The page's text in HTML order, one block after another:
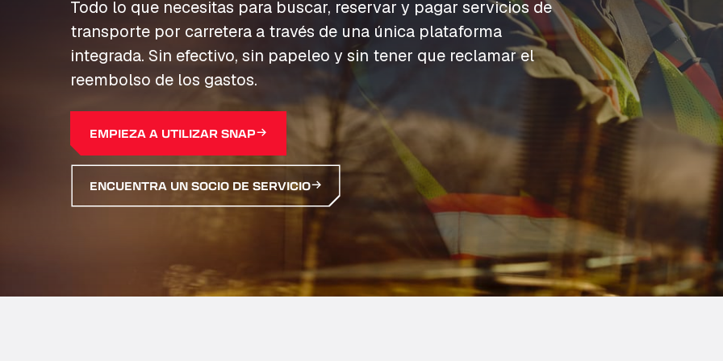
Repostaje
Acceso y seguridad
Aparcamiento del depósito
Todo lo que necesitas para buscar, reservar y pagar servicios de
transporte por carretera a través de una única plataforma
integrada. Sin efectivo, sin papeleo y sin tener que reclamar el
reembolso de los gastos.
EMPIEZA A UTILIZAR SNAP
ENCUENTRA UN SOCIO DE SERVICIO